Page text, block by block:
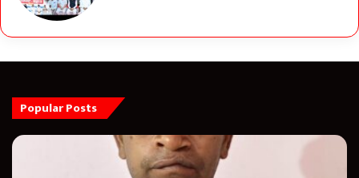
Popular Posts